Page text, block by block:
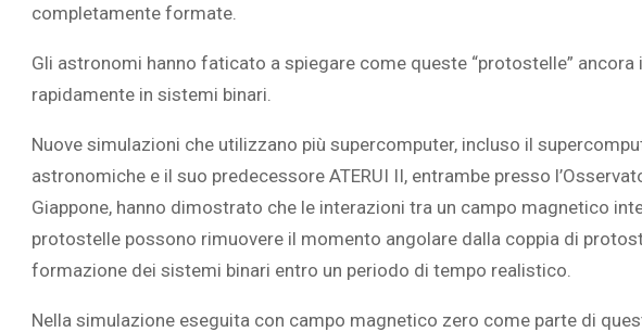
completamente formate.
Gli astronomi hanno faticato a spiegare come queste “protostelle”
rapidamente in sistemi binari.
Nuove simulazioni che utilizzano più supercomputer, incluso il
astronomiche e il suo predecessore ATERUI II, entrambe presso
Giappone, hanno dimostrato che le interazioni tra un campo magnetico
protostelle possono rimuovere il momento angolare dalla coppia di
formazione dei sistemi binari entro un periodo di tempo realistico.
Nella simulazione eseguita con campo magnetico zero come parte di
RIVELA LE MELODIE CHE LE
PERSONE IMMAGINANO